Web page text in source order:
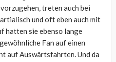
treten auch bei
und oft eben auch mit
hatten sie ebenso lange
Fan auf einen
auf Auswärtsfahrten. Und da